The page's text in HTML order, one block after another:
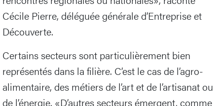
Cécile Pierre, déléguée générale d’Entreprise et
Découverte.
Certains secteurs sont particulièrement bien
représentés dans la filière. C’est le cas de l’agro-
alimentaire, des métiers de l’art et de l’artisanat ou
de l’énergie. «D’autres secteurs émergent, comme